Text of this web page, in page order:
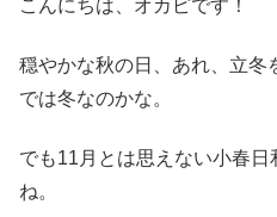
こんにちは、オカピです！
穏やかな秋の日、あれ、立冬
では冬なのかな。
でも11月とは思えない小春日
ね。